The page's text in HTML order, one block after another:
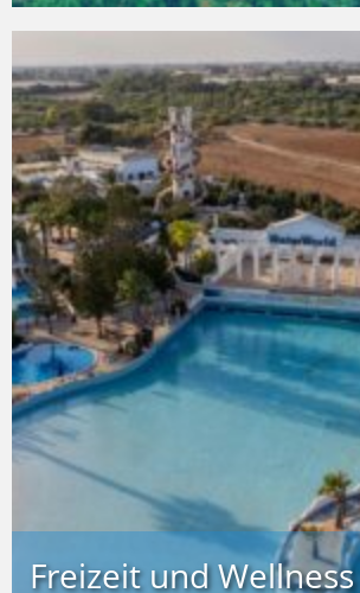
Freizeit und Wellness